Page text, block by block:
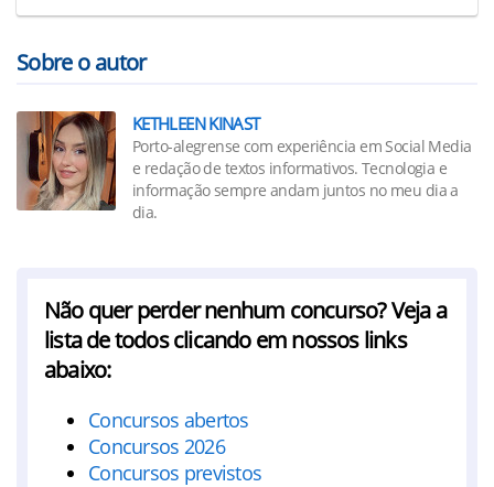
Sobre o autor
KETHLEEN KINAST
Porto-alegrense com experiência em Social Media
e redação de textos informativos. Tecnologia e
informação sempre andam juntos no meu dia a
dia.
Não quer perder nenhum concurso? Veja a
lista de todos clicando em nossos links
abaixo:
Concursos abertos
Concursos 2026
Concursos previstos